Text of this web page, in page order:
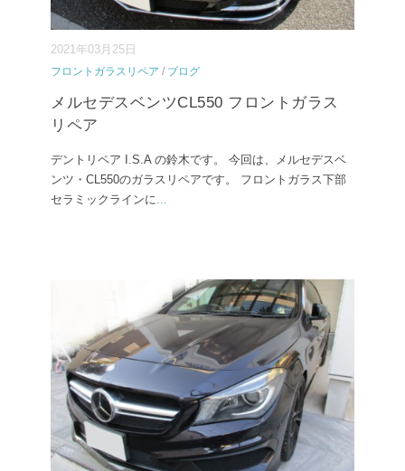
2021年03月25日
フロントガラスリペア / ブログ
メルセデスベンツCL550 フロントガラス
リペア
デントリペア I.S.A の鈴木です。 今回は、メルセデスベ
ンツ・CL550のガラスリペアです。 フロントガラス下部
セラミックラインに...